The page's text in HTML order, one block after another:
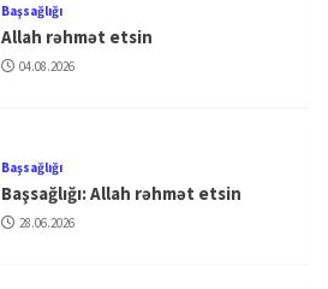
Başsağlığı
Allah rəhmət etsin
04.08.2026
Başsağlığı
Başsağlığı: Allah rəhmət etsin
28.06.2026